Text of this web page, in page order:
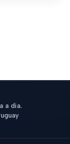
a dia.